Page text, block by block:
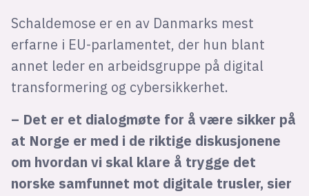
Schaldemose er en av Danmarks mest
erfarne i EU-parlamentet, der hun blant
annet leder en arbeidsgruppe på digital
transformering og cybersikkerhet.
– Det er et dialogmøte for å være sikker på
at Norge er med i de riktige diskusjonene
om hvordan vi skal klare å trygge det
norske samfunnet mot digitale trusler, sier